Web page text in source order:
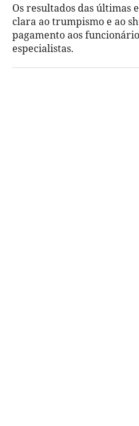
Os resultados das últimas
clara ao trumpismo e ao
pagamento aos
especialistas.